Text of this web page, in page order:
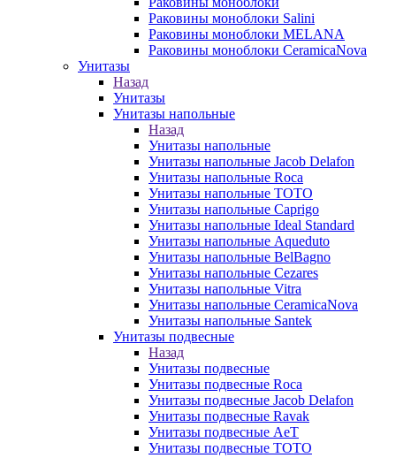
Раковины моноблоки Salini
Раковины моноблоки MELANA
Раковины моноблоки CeramicaNova
Унитазы
Назад
Унитазы
Унитазы напольные
Назад
Унитазы напольные
Унитазы напольные Jacob Delafon
Унитазы напольные Roca
Унитазы напольные TOTO
Унитазы напольные Caprigo
Унитазы напольные Ideal Standard
Унитазы напольные Aqueduto
Унитазы напольные BelBagno
Унитазы напольные Cezares
Унитазы напольные Vitra
Унитазы напольные CeramicaNova
Унитазы напольные Santek
Унитазы подвесные
Назад
Унитазы подвесные
Унитазы подвесные Roca
Унитазы подвесные Jacob Delafon
Унитазы подвесные Ravak
Унитазы подвесные AeT
Унитазы подвесные TOTO